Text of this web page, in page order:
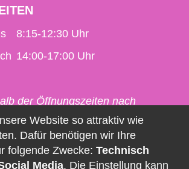
8:15-12:30 Uhr
14:00-17:00 Uhr
der Öffnungszeiten nach
möglich.
Website so attraktiv wie
Dafür benötigen wir Ihre
folgende Zwecke: Technisch
Media. Die Einstellung kann